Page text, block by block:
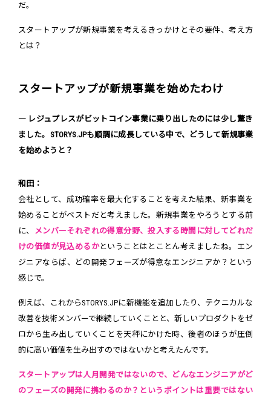
だ。
スタートアップが新規事業を考えるきっかけとその要件、考え方
とは？
スタートアップが新規事業を始めたわけ
― レジュプレスがビットコイン事業に乗り出したのには少し驚き
ました。STORYS.JPも順調に成長している中で、どうして新規事業
を始めようと？
和田：
会社として、成功確率を最大化することを考えた結果、新事業を
始めることがベストだと考えました。新規事業をやろうとする前
に、 メンバーそれぞれの得意分野、投入する時間に対してどれだ
けの価値が見込めるかということはとことん考えましたね。エン
ジニアならば、どの開発フェーズが得意なエンジニアか？という
感じで。
例えば、これからSTORYS.JPに新機能を追加したり、テクニカルな
改善を技術メンバーで継続していくことと、新しいプロダクトをゼ
ロから生み出していくことを天秤にかけた時、後者のほうが圧倒
的に高い価値を生み出すのではないかと考えたんです。
スタートアップは人月開発ではないので、どんなエンジニアがど
のフェーズの開発に携わるのか？というポイントは重要ではない